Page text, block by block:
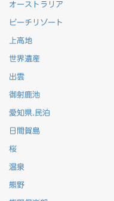
オーストラリア
ビーチリゾート
上高地
世界遺産
出雲
御射鹿池
愛知県.民泊
日間賀島
桜
温泉
熊野